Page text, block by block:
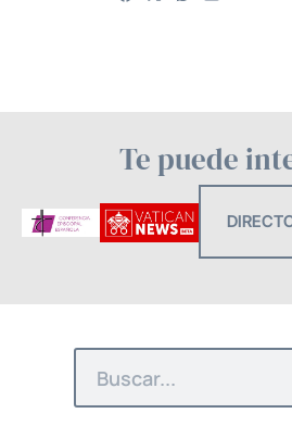
Te puede